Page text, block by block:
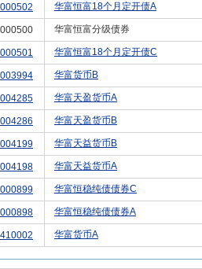
000502 华富恒富18个月定开债A
000500 华富恒富分级债券
000501 华富恒富18个月定开债C
003994 华富货币B
004285 华富天盈货币A
004286 华富天盈货币B
004199 华富天益货币B
004198 华富天益货币A
000899 华富恒稳纯债债券C
000898 华富恒稳纯债债券A
410002 华富货币A